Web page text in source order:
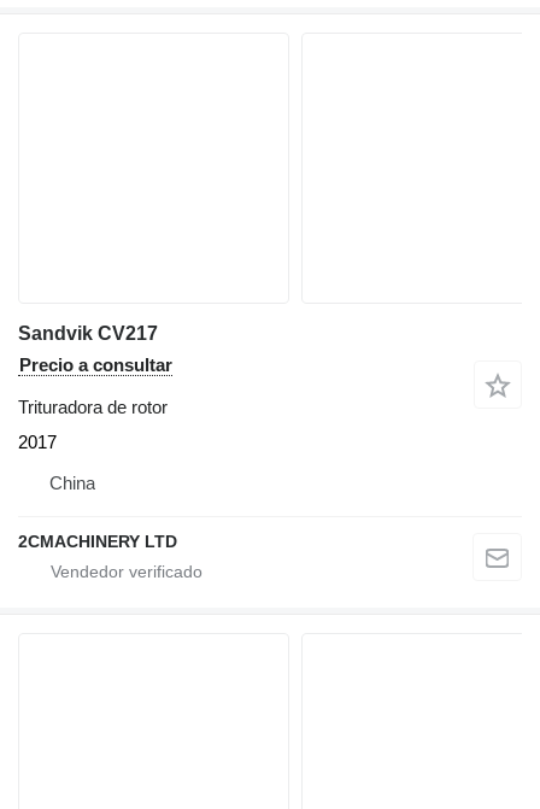
Sandvik CV217
Precio a consultar
Trituradora de rotor
2017
China
2CMACHINERY LTD